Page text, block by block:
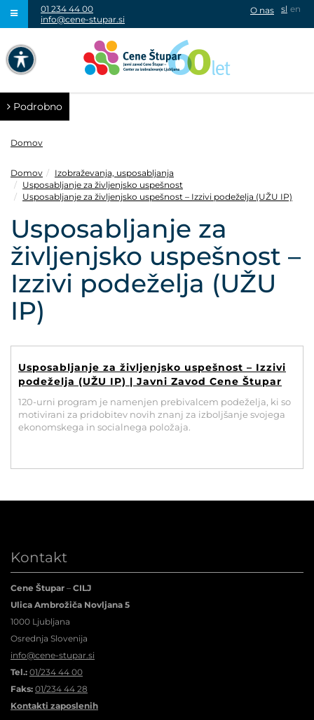
NAVIGACIJA PREKO TIPKOVNICE
VISOK KONTRAST
SIVINE
POVEČAJ PISAVO
OZNAČI POVEZAVE
PODČRTAJ POVEZAVE
01 234 44 00
info@cene-stupar.si
sl en
O nas
Podrobno
Domov
Domov
Izobraževanja, usposabljanja
Usposabljanje za življenjsko uspešnost
Usposabljanje za življenjsko uspešnost – Izzivi podeželja (UŽU IP)
Usposabljanje za
življenjsko uspešnost –
Izzivi podeželja (UŽU
IP)
Usposabljanje za življenjsko uspešnost – Izzivi
podeželja (UŽU IP) | Javni Zavod Cene Štupar
120-urni program je namenjen prebivalcem podeželja, ki so
motivirani za pridobitev novih znanj za izboljšanje svojega
ekonomskega in socialnega položaja.
Kontakt
Cene Štupar – CILJ
Ulica Ambrožiča Novljana 5
1000 Ljubljana
Osrednja Slovenija
info@cene-stupar.si
Tel.: 01/234 44 00
Faks: 01/234 44 28
Kontakti zaposlenih